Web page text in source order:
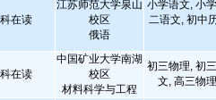
在读
江苏师范大学泉山
校区
俄语
小学语文, 小
二语文, 初中
在读
中国矿业大学南湖
校区
材料科学与工程
初三物理, 初
文, 高三物